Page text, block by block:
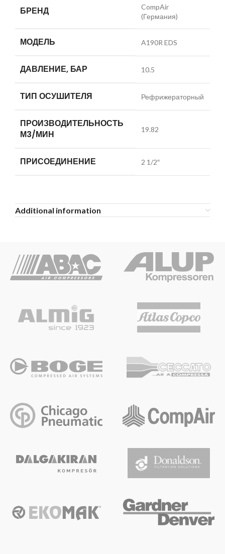
БРЕНД
CompAir
(Германия)
МОДЕЛЬ A190R EDS
ДАВЛЕНИЕ, БАР 10.5
ТИП ОСУШИТЕЛЯ Рефрижераторный
ПРОИЗВОДИТЕЛЬНОСТЬ
М3/МИН
19.82
ПРИСОЕДИНЕНИЕ 2 1/2″
Additional information